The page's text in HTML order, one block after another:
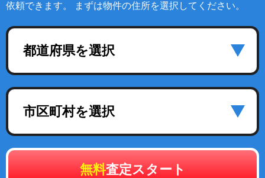
依頼できます。 まずは物件の住所を選択してください。
都道府県を選択
市区町村を選択
無料査定スタート